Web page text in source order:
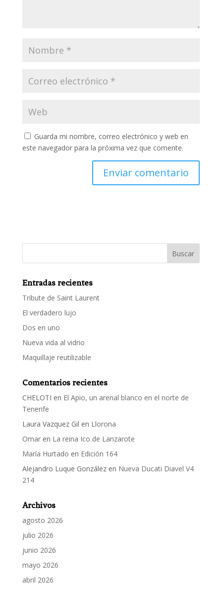
Guarda mi nombre, correo electrónico y web en
este navegador para la próxima vez que comente.
Entradas recientes
Tribute de Saint Laurent
El verdadero lujo
Dos en uno
Nueva vida al vidrio
Maquillaje reutilizable
Comentarios recientes
CHELOTI en El Apio, un arenal blanco en el norte de
Tenerife
Laura Vazquez Gil en Llorona
Omaren La reina Ico de Lanzarote
María Hurtado en Edición 164
Alejandro Luque Gonzálezen Nueva Ducati Diavel V4
214
Archivos
agosto 2026
julio 2026
junio 2026
mayo 2026
abril 2026